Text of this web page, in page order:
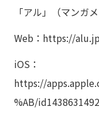
「アル」（マンガ
Web： https://
iOS：
https://
%AB/id1438631492